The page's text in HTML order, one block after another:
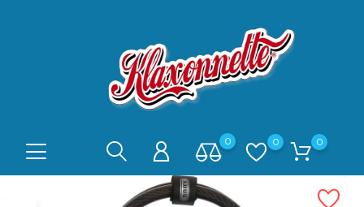
0 0 0